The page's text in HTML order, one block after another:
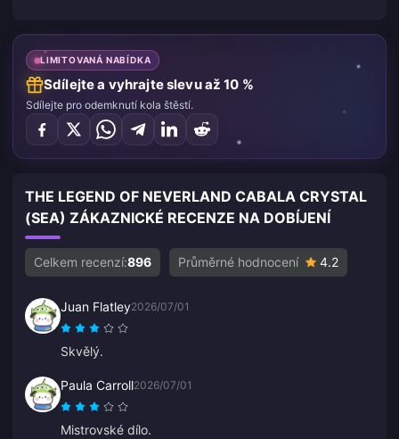
LIMITOVANÁ NABÍDKA
Sdílejte a vyhrajte slevu až 10 %
Sdílejte pro odemknutí kola štěstí.
THE LEGEND OF NEVERLAND CABALA CRYSTAL
(SEA) ZÁKAZNICKÉ RECENZE NA DOBÍJENÍ
Celkem recenzí:896 Průměrné hodnocení 4.2
Juan Flatley2026/07/01
Skvělý.
Paula Carroll2026/07/01
Mistrovské dílo.